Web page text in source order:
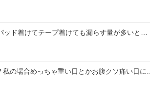
ド着けてテープ着けても漏らす量が多いと…
の場合めっちゃ重い日とかお腹クソ痛い日に…